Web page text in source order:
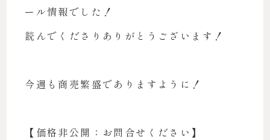
ール情報でした！
読んでくださりありがとうございます！
今週も商売繁盛でありますように！
【価格非公開：お問合せください】